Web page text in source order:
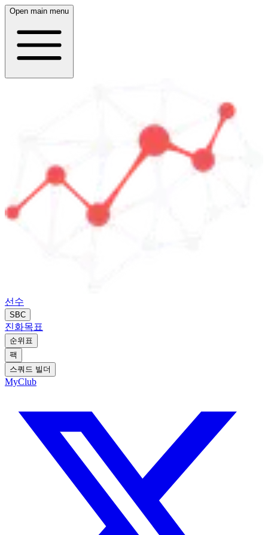
Open main menu
선수
SBC
진화목표
순위표
팩
스쿼드 빌더
MyClub